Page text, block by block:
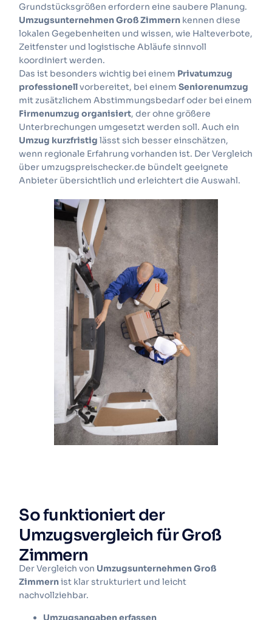
Grundstücksgrößen erfordern eine saubere Planung.
Umzugsunternehmen Groß Zimmern kennen diese
lokalen Gegebenheiten und wissen, wie Halteverbote,
Zeitfenster und logistische Abläufe sinnvoll
koordiniert werden.
Das ist besonders wichtig bei einem Privatumzug
professionellvorbereitet, bei einemSeniorenumzug
mit zusätzlichem Abstimmungsbedarf oder bei einem
Firmenumzug organisiert, der ohne größere
Unterbrechungen umgesetzt werden soll. Auch ein
Umzug kurzfristig lässt sich besser einschätzen,
wenn regionale Erfahrung vorhanden ist. Der Vergleich
über umzugspreischecker.de bündelt geeignete
Anbieter übersichtlich und erleichtert die Auswahl.
So funktioniert der
Umzugsvergleich für Groß
Zimmern
Der Vergleich von Umzugsunternehmen Groß
Zimmernist klar strukturiert und leicht
nachvollziehbar.
Umzugsangaben erfassen